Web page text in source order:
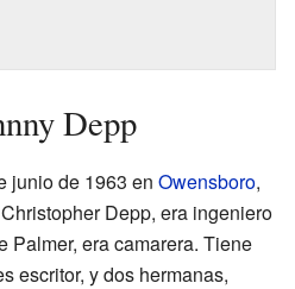
Depp
junio de 1963 en Owensboro,
Depp, era ingeniero
Palmer, era camarera. Tiene
escritor, y dos hermanas,